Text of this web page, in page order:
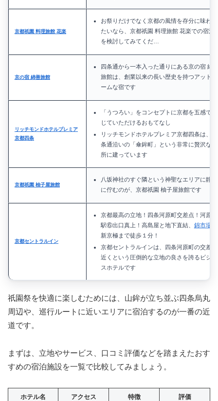
京都祇園 料理旅館 花楽
お祭りだけでなく京都の風情を存分に味わい
たいなら、京都祇園 料理旅館 花楽での宿泊
を検討してみてくだ…
京の宿 綿善旅館
四条通から一本入った通りにある京の宿 綿
旅館は、創業以来の長い歴史を持つアットホ
ームな宿です
リッチモンドホテルプレミア
京都四条
「うつろい」をコンセプトに京都を五感で感
じていただけるおもてなし
リッチモンドホテルプレミア京都四条は、四
条通沿いの「傘鉾町」という非常に贅沢な場
所に建っています
京都祇園 柚子屋旅館
八坂神社のすぐ隣という神聖なエリアに静か
に佇むのが、京都祇園 柚子屋旅館です
京都セントラルイン
京都最高の立地！四条河原町交差点！河原町
駅⑥出口真上！高島屋と地下直結、 錦市場
新京極まで徒歩１分！
京都セントラルインは、四条河原町の交差点
近くという圧倒的な立地の良さを誇るビジネ
スホテルです
祇園祭を快適に楽しむためには、山鉾が立ち並ぶ四条烏丸
周辺や、巡行ルートに近いエリアに宿泊するのが一番の近
道です。
まずは、立地やサービス、口コミ評価などを踏まえたおす
すめの宿泊施設を一覧で比較してみましょう。
ホテル名 アクセス 特徴 評価